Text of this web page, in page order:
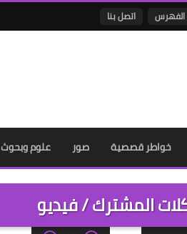
الفهرس اتصل بنا
خواطر قصصية صور علوم وبحوث
المشترك / فيديو